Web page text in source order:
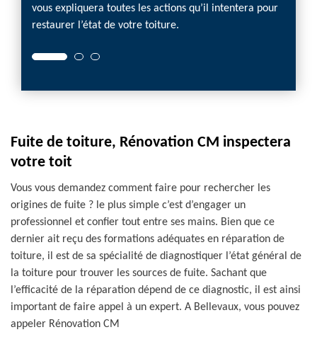
vous expliquera toutes les actions qu’il intentera pour
restaurer l’état de votre toiture.
Fuite de toiture, Rénovation CM inspectera
votre toit
Vous vous demandez comment faire pour rechercher les
origines de fuite ? le plus simple c’est d’engager un
professionnel et confier tout entre ses mains. Bien que ce
dernier ait reçu des formations adéquates en réparation de
toiture, il est de sa spécialité de diagnostiquer l’état général de
la toiture pour trouver les sources de fuite. Sachant que
l’efficacité de la réparation dépend de ce diagnostic, il est ainsi
important de faire appel à un expert. A Bellevaux, vous pouvez
appeler Rénovation CM